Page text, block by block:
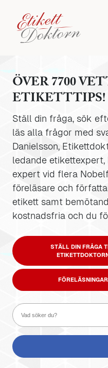
ÖVER 7700
ETIKETTTIPS!
Ställ din fråga, sök
läs alla frågor med
Danielsson,
ledande etikettexpert,
expert vid flera
föreläsare och
etikett samt
kostnadsfria och du
STÄLL DIN FRÅGA
FÖRELÄSNINGAR